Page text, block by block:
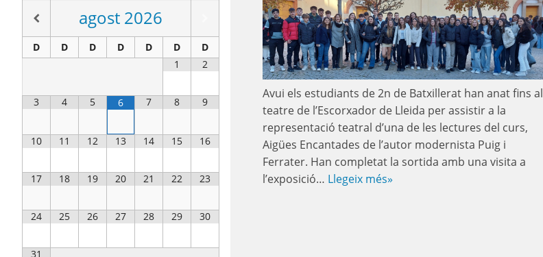
Avui els estudiants de 2n de Batxillerat han anat fins al
teatre de l’Escorxador de Lleida per assistir a la
representació teatral d’una de les lectures del curs,
Aigües Encantades de l’autor modernista Puig i
Ferrater. Han completat la sortida amb una visita a
l’exposició… Llegeix més»
agost 2026
D D D D D D
D
1
2
3 4 5 6 7 8 9
10 11 12 13 14 15 16
17 18 19 20 21 22 23
24 25 26 27 28 29 30
31